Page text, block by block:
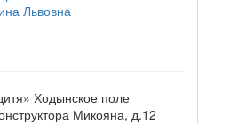
Львовна
Ходынское поле
Микояна, д.12